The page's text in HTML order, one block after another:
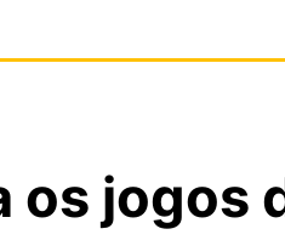
os jogos